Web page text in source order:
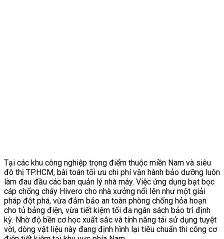
Tại các khu công nghiệp trọng điểm thuộc miền Nam và siêu
đô thị TP.HCM, bài toán tối ưu chi phí vận hành bảo dưỡng luôn
làm đau đầu các ban quản lý nhà máy. Việc ứng dụng bạt bọc
cáp chống cháy Hivero cho nhà xưởng nổi lên như một giải
pháp đột phá, vừa đảm bảo an toàn phòng chống hỏa hoạn
cho tủ bảng điện, vừa tiết kiệm tối đa ngân sách bảo trì định
kỳ. Nhờ độ bền cơ học xuất sắc và tính năng tái sử dụng tuyệt
vời, dòng vật liệu này đang định hình lại tiêu chuẩn thi công cơ